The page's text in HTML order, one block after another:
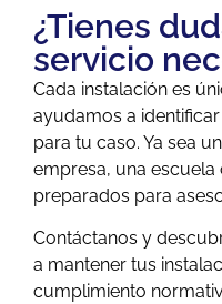
¿Tienes
servicio
Cada instalación es
ayudamos a
para tu caso. Ya sea
empresa, una escuela
preparados para
Contáctanos y
a mantener tus
cumplimiento